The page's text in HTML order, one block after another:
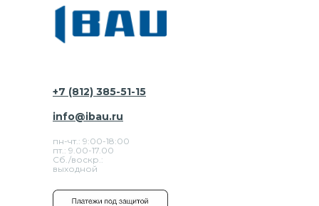
+7 (812) 385-51-15
пн-чт.: 9:00-18:00
пт.: 9.00-17.00
Сб./воскр.:
выходной
info@ibau.ru